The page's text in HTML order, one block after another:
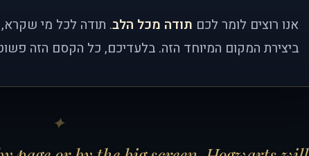
אנו רוצים לומר לכם תודה מכל הלב. תודה לכל מי
ביצירת המקום המיוחד הזה. בלעדיכם, כל הקסם הזה